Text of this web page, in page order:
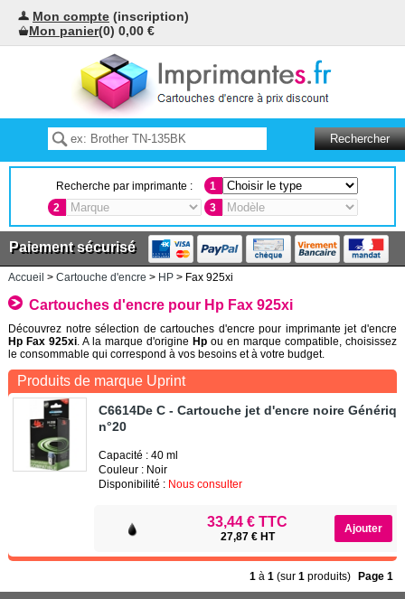
Mon compte (inscription)
Mon panier(0) 0,00 €
Recherche par imprimante :
1
2
3
Paiement sécurisé
Accueil > Cartouche d'encre > HP> Fax 925xi
Cartouches d'encre pour Hp Fax 925xi
Découvrez notre sélection de cartouches d'encre pour imprimante jet d'encre
Hp Fax 925xi. A la marque d'origineHp ou en marque compatible, choisissez
le consommable qui correspond à vos besoins et à votre budget.
Produits de marque Uprint
C6614De C - Cartouche jet d'encre noire
n°20
Capacité : 40 ml
Couleur : Noir
Disponibilité : Nous consulter
33,44 € TTC
27,87 € HT
1 à1 (sur1 produits) Page 1